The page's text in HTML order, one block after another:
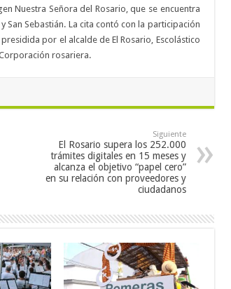
Nuestra Señora del Rosario, que se encuentra
San Sebastián. La cita contó con la participación
por el alcalde de El Rosario, Escolástico
rosariera.
Siguiente
El Rosario supera los 252.000
trámites digitales en 15 meses y
alcanza el objetivo “papel cero”
en su relación con proveedores y
ciudadanos